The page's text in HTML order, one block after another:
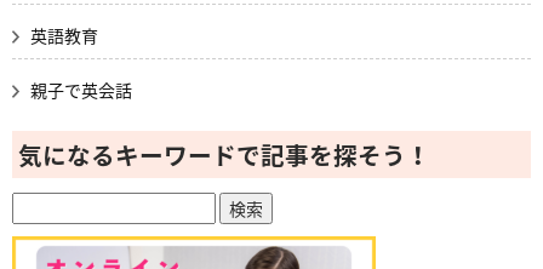
英語教育
親子で英会話
気になるキーワードで記事を探そう！